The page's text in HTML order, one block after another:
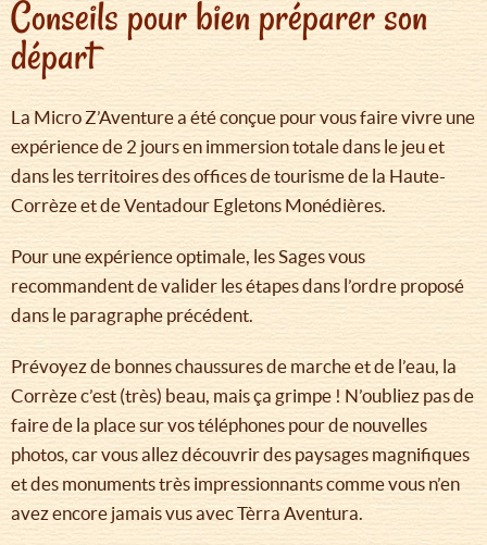
Conseils pour bien préparer son
départ
La Micro Z’Aventure a été conçue pour vous faire vivre une
expérience de 2 jours en immersion totale dans le jeu et
dans les territoires des offices de tourisme de la Haute-
Corrèze et de Ventadour Egletons Monédières.
Pour une expérience optimale, les Sages vous
recommandent de valider les étapes dans l’ordre proposé
dans le paragraphe précédent.
Prévoyez de bonnes chaussures de marche et de l’eau, la
Corrèze c’est (très) beau, mais ça grimpe ! N’oubliez pas de
faire de la place sur vos téléphones pour de nouvelles
photos, car vous allez découvrir des paysages magnifiques
et des monuments très impressionnants comme vous n’en
avez encore jamais vus avec Tèrra Aventura.